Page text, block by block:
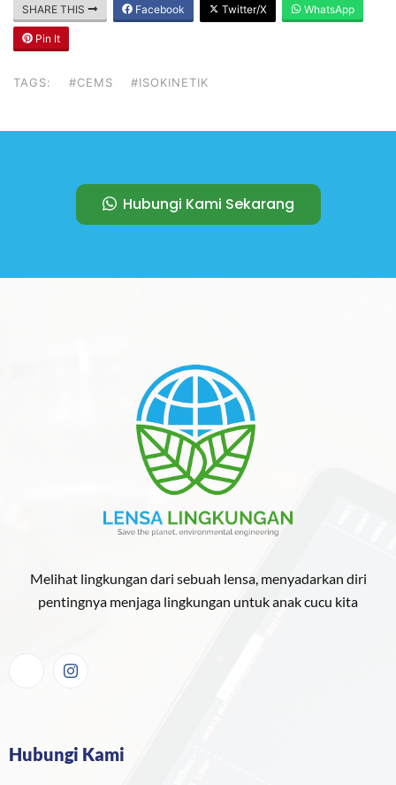
SHARE THIS Facebook Twitter/X WhatsApp
Pin It
TAGS: #CEMS #ISOKINETIK
Hubungi Kami Sekarang
Melihat lingkungan dari sebuah lensa, menyadarkan diri
pentingnya menjaga lingkungan untuk anak cucu kita
Hubungi Kami